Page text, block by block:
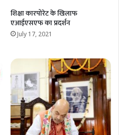
शिक्षा कारपोरेट के खिलाफ
एआईएसएफ का प्रदर्शन
July 17, 2021